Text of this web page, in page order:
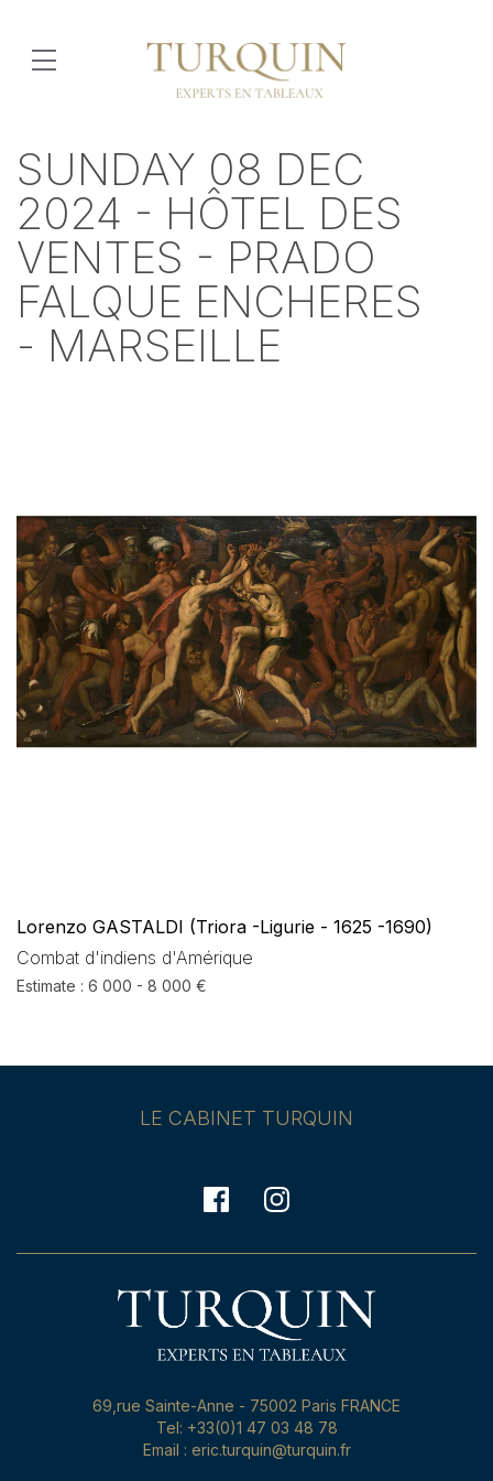
SUNDAY 08 DEC
2024 - HÔTEL DES
VENTES - PRADO
FALQUE ENCHERES
- MARSEILLE
Lorenzo GASTALDI (Triora -Ligurie - 1625 -1690)
Combat d'indiens d'Amérique
Estimate : 6 000 - 8 000 €
LE CABINET TURQUIN
69,rue Sainte-Anne - 75002 Paris FRANCE
Tel: +33(0)1 47 03 48 78
Email : eric.turquin@turquin.fr